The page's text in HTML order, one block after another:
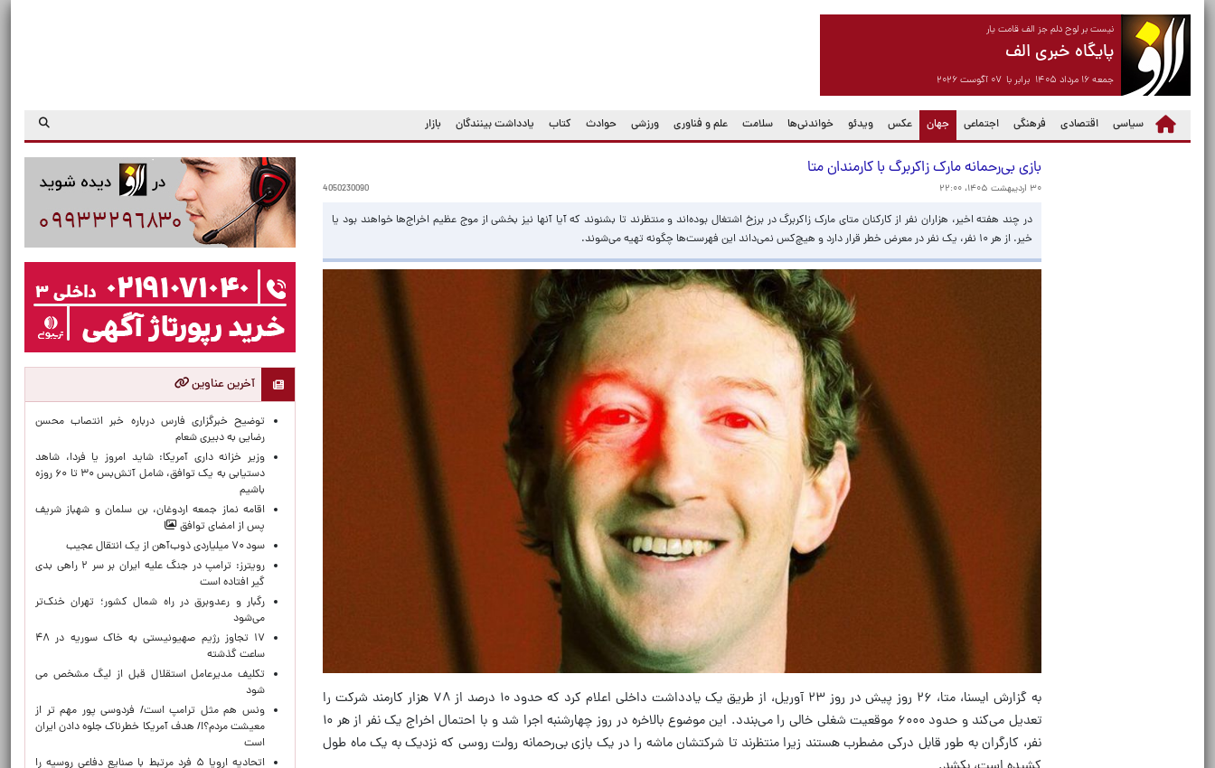
نیست بر لوح دلم جز الف قامت یار
پایگاه خبری الف
جمعه ۱۶ مرداد ۱۴۰۵ برابر با ۰۷ آگوست ۲۰۲۶
سیاسی اقتصادی فرهنگی اجتماعی جهان
(current) عکس ویدئو خواندنی‌ها سلامت علم و فناوری ورزشی حوادث کتاب یادداشت بینندگان بازار
بازی بی‌رحمانه‌ مارک زاکربرگ با کارمندان متا
۳۰ اردیبهشت ۱۴۰۵، ۲۲:۰۰ 4050230090
در چند هفته اخیر، هزاران نفر از کارکنان متای مارک زاکربرگ در برزخ اشتغال بوده‌اند و منتظرند تا بشنوند که آیا آنها نیز بخشی از موج عظیم اخراج‌ها خواهند بود یا
خیر. از هر ۱۰ نفر، یک نفر در معرض خطر قرار دارد و هیچ‌کس نمی‌داند این فهرست‌ها چگونه تهیه می‌شوند.
به گزارش ایسنا، متا، ۲۶ روز پیش در روز ۲۳ آوریل، از طریق یک یادداشت داخلی اعلام کرد که حدود ۱۰ درصد از ۷۸ هزار کارمند شرکت را
تعدیل می‌کند و حدود ۶۰۰۰ موقعیت شغلی خالی را می‌بندد. این موضوع بالاخره در روز چهارشنبه اجرا شد و با احتمال اخراج یک نفر از هر ۱۰
نفر، کارگران به طور قابل درکی مضطرب هستند زیرا منتظرند تا شرکتشان ماشه را در یک بازی بی‌رحمانه رولت روسی که نزدیک به یک ماه طول
آخرین عناوین
توضیح خبرگزاری فارس درباره خبر انتصاب محسن
رضایی به دبیری شعام
وزیر خزانه داری آمریکا: شاید امروز یا فردا، شاهد
دستیابی به یک توافق، شامل آتش‌بس ۳۰ تا ۶۰ روزه
باشیم
اقامه نماز جمعه اردوغان، بن ‌سلمان و شهباز شریف
پس از امضای توافق
سود ۷۰ میلیاردی ذوب‌آهن از یک انتقال عجیب
رویترز: ترامپ در جنگ علیه ایران بر سر ۲ راهی بدی
گیر افتاده است
رگبار و رعدوبرق در راه شمال کشور؛ تهران خنک‌تر
می‌شود
۱۷ تجاوز رژیم صهیونیستی به خاک سوریه در ۴۸
ساعت گذشته
تکلیف مدیرعامل استقلال قبل از لیگ مشخص می
شود
ونس هم مثل ترامپ است/ فردوسی پور مهم تر از
معیشت مردم؟!/ هدف آمریکا خطرناک جلوه دادن ایران
است
اتحادیه اروپا ۵ فرد مرتبط با صنایع دفاعی روسیه را